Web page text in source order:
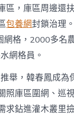
區，庫區周邊還
包養網封鎖治理
格，2000多名
網格員。
舉，韓春鳳成為
照庫區圍網、巡
求鉆進灌木叢里